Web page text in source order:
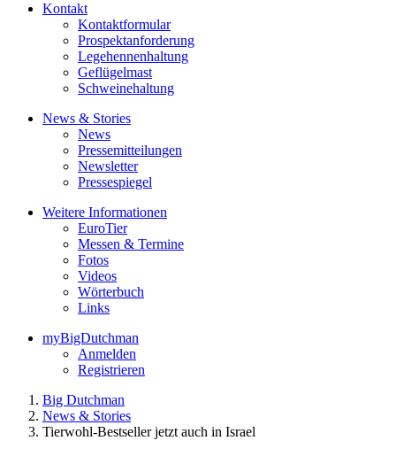
Kontakt
Kontaktformular
Prospektanforderung
Legehennenhaltung
Geflügelmast
Schweinehaltung
News & Stories
News
Pressemitteilungen
Newsletter
Pressespiegel
Weitere Informationen
EuroTier
Messen & Termine
Fotos
Videos
Wörterbuch
Links
myBigDutchman
Anmelden
Registrieren
Big Dutchman
News & Stories
Tierwohl-Bestseller jetzt auch in Israel